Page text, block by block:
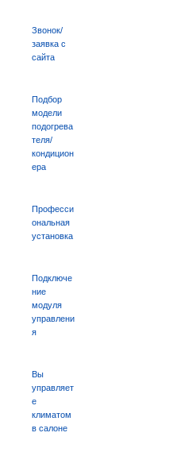
Звонок/
заявка с
сайта
Подбор
модели
подогрева
теля/
кондицион
ера
Професси
ональная
установка
Подключе
ние
модуля
управлени
я
Вы
управляет
е
климатом
в салоне